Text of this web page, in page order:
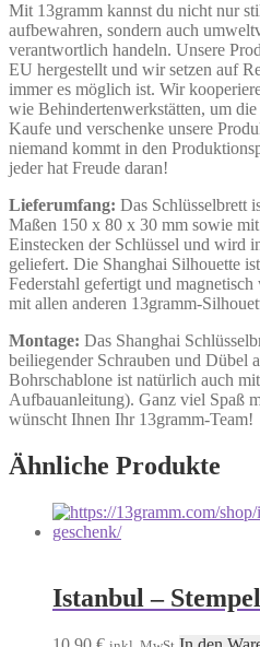
Mit 13gramm kannst du nicht nur
aufbewahren, sondern auch
verantwortlich handeln. Unsere
EU hergestellt und wir setzen auf
immer es möglich ist. Wir
wie Behindertenwerkstätten, um
Kaufe und verschenke unsere
niemand kommt in den
jeder hat Freude daran!
Lieferumfang: Das Schlüsselbrett
Maßen 150 x 80 x 30 mm sowie
Einstecken der Schlüssel und wird
geliefert. Die Shanghai Silhouette
Federstahl gefertigt und magnetisch
mit allen anderen 13gramm-
Montage: Das Shanghai
beiliegender Schrauben und Dübel
Bohrschablone ist natürlich auch
Aufbauanleitung). Ganz viel Spaß
wünscht Ihnen Ihr 13gramm-Team!
Ähnliche Produkte
Istanbul – Stempel